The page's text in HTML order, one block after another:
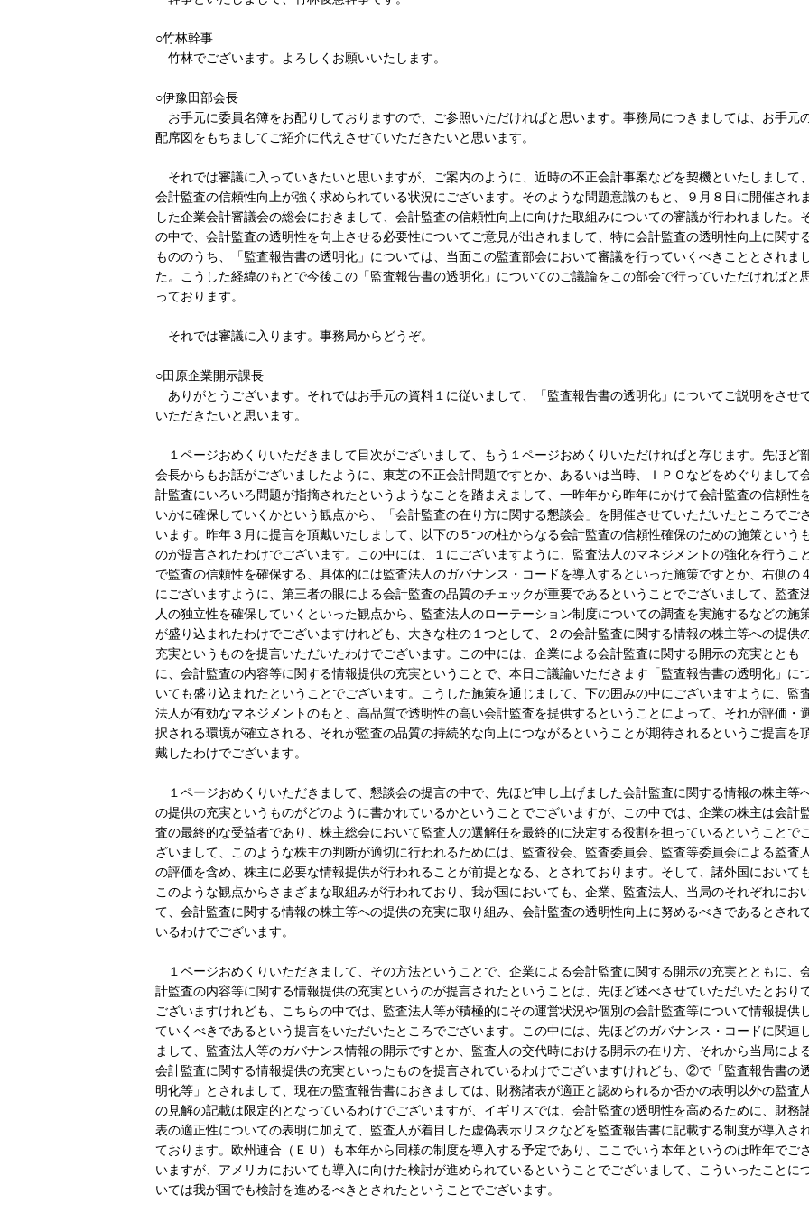
○竹林幹事
竹林でございます。よろしくお願いいたします。
○伊豫田部会長
お手元に委員名簿をお配りしておりますので、ご参照いただければと思います。事務局につきましては、お手元
配席図をもちましてご紹介に代えさせていただきたいと思います。
それでは審議に入っていきたいと思いますが、ご案内のように、近時の不正会計事案などを契機といたしまして、
会計監査の信頼性向上が強く求められている状況にございます。そのような問題意識のもと、９月８日に開催されま
した企業会計審議会の総会におきまして、会計監査の信頼性向上に向けた取組みについての審議が行われました。
の中で、会計監査の透明性を向上させる必要性についてご意見が出されまして、特に会計監査の透明性向上に関す
もののうち、「監査報告書の透明化」については、当面この監査部会において審議を行っていくべきこととされま
た。こうした経緯のもとで今後この「監査報告書の透明化」についてのご議論をこの部会で行っていただければと
っております。
それでは審議に入ります。事務局からどうぞ。
○田原企業開示課長
ありがとうございます。それではお手元の資料１に従いまして、「監査報告書の透明化」についてご説明をさせ
いただきたいと思います。
１ページおめくりいただきまして目次がございまして、もう１ページおめくりいただければと存じます。先ほど
会長からもお話がございましたように、東芝の不正会計問題ですとか、あるいは当時、ＩＰＯなどをめぐりまして
計監査にいろいろ問題が指摘されたというようなことを踏まえまして、一昨年から昨年にかけて会計監査の信頼性
いかに確保していくかという観点から、「会計監査の在り方に関する懇談会」を開催させていただいたところでご
います。昨年３月に提言を頂戴いたしまして、以下の５つの柱からなる会計監査の信頼性確保のための施策という
のが提言されたわけでございます。この中には、１にございますように、監査法人のマネジメントの強化を行うこと
で監査の信頼性を確保する、具体的には監査法人のガバナンス・コードを導入するといった施策ですとか、右側の４
にございますように、第三者の眼による会計監査の品質のチェックが重要であるということでございまして、監査
人の独立性を確保していくといった観点から、監査法人のローテーション制度についての調査を実施するなどの施
が盛り込まれたわけでございますけれども、大きな柱の１つとして、２の会計監査に関する情報の株主等への提供
充実というものを提言いただいたわけでございます。この中には、企業による会計監査に関する開示の充実ととも
に、会計監査の内容等に関する情報提供の充実ということで、本日ご議論いただきます「監査報告書の透明化」に
いても盛り込まれたということでございます。こうした施策を通じまして、下の囲みの中にございますように、監
法人が有効なマネジメントのもと、高品質で透明性の高い会計監査を提供するということによって、それが評価・
択される環境が確立される、それが監査の品質の持続的な向上につながるということが期待されるというご提言を
戴したわけでございます。
１ページおめくりいただきまして、懇談会の提言の中で、先ほど申し上げました会計監査に関する情報の株主等
の提供の充実というものがどのように書かれているかということでございますが、この中では、企業の株主は会計
査の最終的な受益者であり、株主総会において監査人の選解任を最終的に決定する役割を担っているということで
ざいまして、このような株主の判断が適切に行われるためには、監査役会、監査委員会、監査等委員会による監査人
の評価を含め、株主に必要な情報提供が行われることが前提となる、とされております。そして、諸外国において
このような観点からさまざまな取組みが行われており、我が国においても、企業、監査法人、当局のそれぞれにお
て、会計監査に関する情報の株主等への提供の充実に取り組み、会計監査の透明性向上に努めるべきであるとされ
いるわけでございます。
１ページおめくりいただきまして、その方法ということで、企業による会計監査に関する開示の充実とともに、
計監査の内容等に関する情報提供の充実というのが提言されたということは、先ほど述べさせていただいたとおり
ございますけれども、こちらの中では、監査法人等が積極的にその運営状況や個別の会計監査等について情報提供
ていくべきであるという提言をいただいたところでございます。この中には、先ほどのガバナンス・コードに関連
まして、監査法人等のガバナンス情報の開示ですとか、監査人の交代時における開示の在り方、それから当局によ
会計監査に関する情報提供の充実といったものを提言されているわけでございますけれども、②で「監査報告書の
明化等」とされまして、現在の監査報告書におきましては、財務諸表が適正と認められるか否かの表明以外の監査人
の見解の記載は限定的となっているわけでございますが、イギリスでは、会計監査の透明性を高めるために、財務
表の適正性についての表明に加えて、監査人が着目した虚偽表示リスクなどを監査報告書に記載する制度が導入さ
ております。欧州連合（ＥＵ）も本年から同様の制度を導入する予定であり、ここでいう本年というのは昨年でご
いますが、アメリカにおいても導入に向けた検討が進められているということでございまして、こういったことに
いては我が国でも検討を進めるべきとされたということでございます。